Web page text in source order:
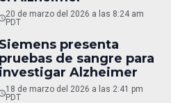
20 de marzo del 2026 a las 8:24 am
PDT
Siemens presenta
pruebas de sangre para
investigar Alzheimer
18 de marzo del 2026 a las 2:41 pm
PDT